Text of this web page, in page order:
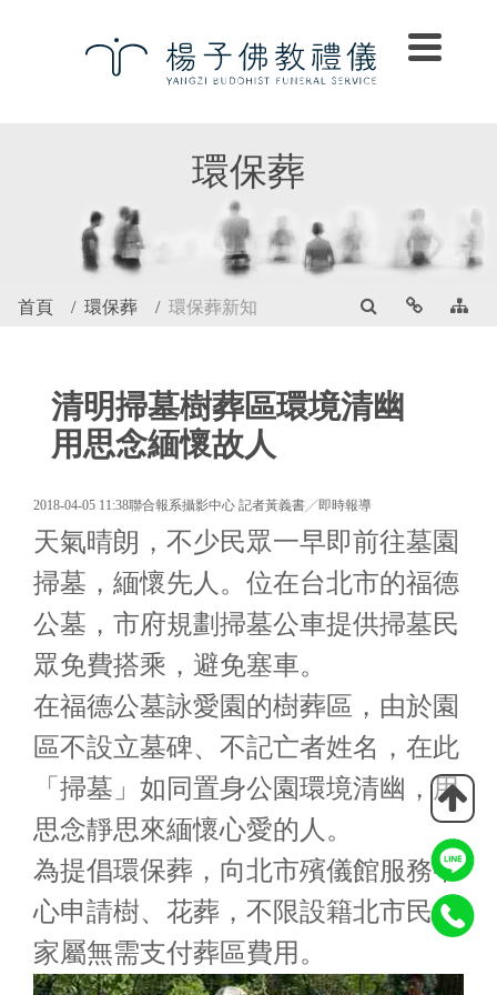
環保葬
首頁 環保葬 環保葬新知
清明掃墓樹葬區環境清幽
用思念緬懷故人
2018-04-05 11:38聯合報系攝影中心 記者黃義書╱即時報導
天氣晴朗，不少民眾一早即前往墓園
掃墓，緬懷先人。位在台北市的福德
公墓，市府規劃掃墓公車提供掃墓民
眾免費搭乘，避免塞車。
在福德公墓詠愛園的樹葬區，由於園
區不設立墓碑、不記亡者姓名，在此
「掃墓」如同置身公園環境清幽，用
思念靜思來緬懷心愛的人。
為提倡環保葬，向北市殯儀館服務中
心申請樹、花葬，不限設籍北市民，
家屬無需支付葬區費用。